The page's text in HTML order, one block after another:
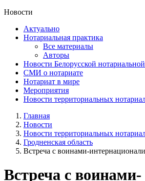
Новости
Актуально
Нотариальная практика
Все материалы
Авторы
Новости Белорусской
СМИ о нотариате
Нотариат в мире
Мероприятия
Новости территориальных
Главная
Новости
Новости территориальных
Гродненская область
Встреча с воинами-
Встреча с воинами-